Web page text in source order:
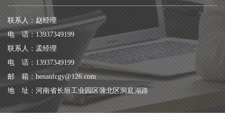
联系人：赵经理
电 话：13937349199
联系人：孟经理
电 话：13937349199
邮 箱：henanfcgy@126.com
地 址：河南省长垣工业园区蒲北区洞庭湖路